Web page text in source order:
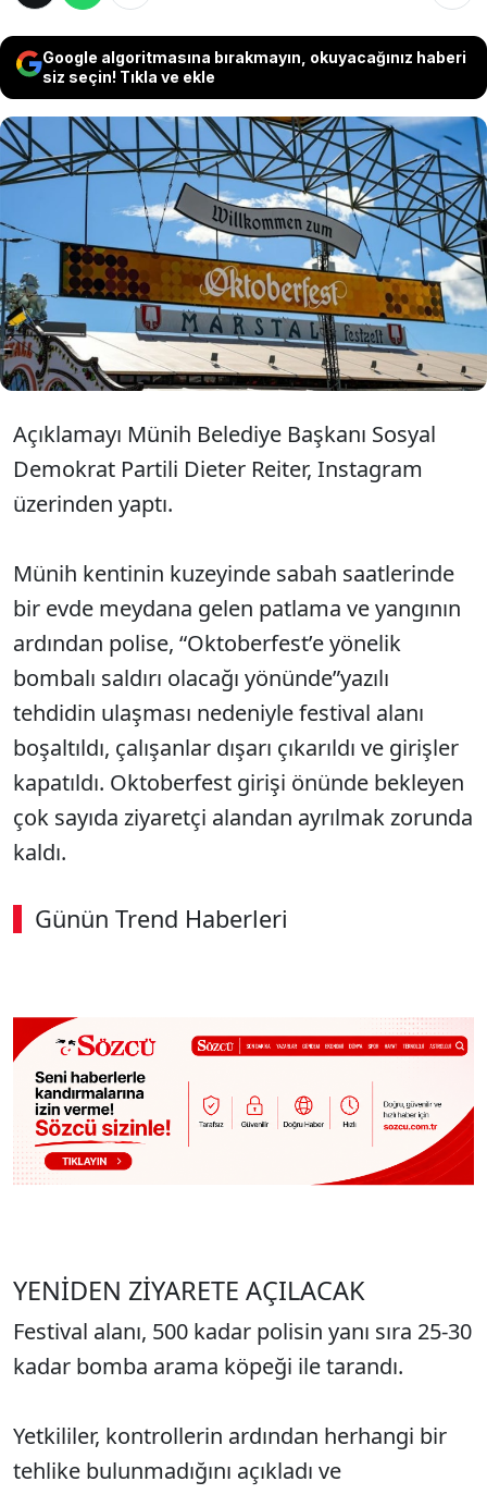
Google algoritmasına bırakmayın, okuyacağınız haberi
siz seçin! Tıkla ve ekle
Münih’teki, bomba tehdidi nedeniyle
saatlerce durdurulan Oktoberfest bira
bayramına, polis kontrollerinin ardından
bu akşam yeniden devam edilecek.
Açıklamayı Münih Belediye Başkanı Sosyal
Demokrat Partili Dieter Reiter, Instagram
üzerinden yaptı.
Münih kentinin kuzeyinde sabah saatlerinde
bir evde meydana gelen patlama ve yangının
ardından polise, “Oktoberfest’e yönelik
bombalı saldırı olacağı yönünde”yazılı
tehdidin ulaşması nedeniyle festival alanı
boşaltıldı, çalışanlar dışarı çıkarıldı ve girişler
kapatıldı. Oktoberfest girişi önünde bekleyen
çok sayıda ziyaretçi alandan ayrılmak zorunda
kaldı.
Günün Trend Haberleri
YENİDEN ZİYARETE AÇILACAK
Festival alanı, 500 kadar polisin yanı sıra 25-30
kadar bomba arama köpeği ile tarandı.
Yetkililer, kontrollerin ardından herhangi bir
tehlike bulunmadığını açıkladı ve